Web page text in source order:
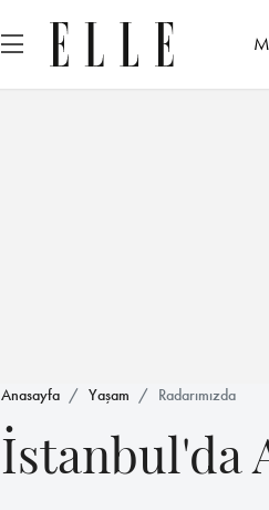
Anasayfa Yaşam Radarımızda
İstanbul'da